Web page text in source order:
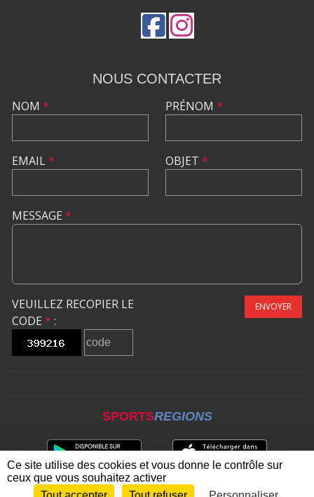
NOUS CONTACTER
NOM *
EMAIL*
PRÉNOM *
OBJET *
MESSAGE *
VEUILLEZ RECOPIER LE
CODE * :
ENVOYER
SPORTSREGIONS
Ce site utilise des cookies et vous donne le contrôle sur
ceux que vous souhaitez activer